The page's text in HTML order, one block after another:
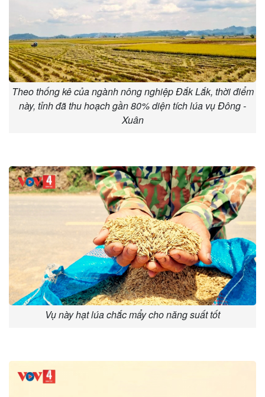
Theo thống kê của ngành nông nghiệp Đắk Lắk, thời điểm
này, tỉnh đã thu hoạch gần 80% diện tích lúa vụ Đông -
Xuân
Vụ này hạt lúa chắc mẩy cho năng suất tốt